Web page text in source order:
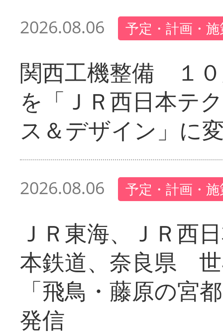
2026.08.06 予定・計画・
関西工機整備 １
を「ＪＲ西日本テ
ス＆デザイン」に
2026.08.06 予定・計画・
ＪＲ東海、ＪＲ西
本鉄道、奈良県
「飛鳥・藤原の宮
発信